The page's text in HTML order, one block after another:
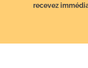
recevez